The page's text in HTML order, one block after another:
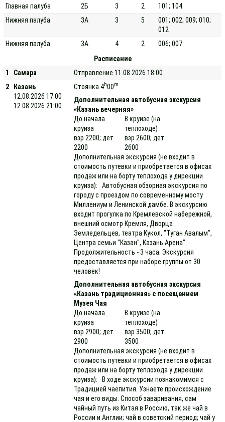
Главная палуба
2Б 3 2
101; 104
Нижняя палуба
3А 3 5
001; 002; 009; 010;
012
Нижняя палуба
3А 4 2
006; 007
Расписание
1
Самара
Отправление 11.08.2026 18:00
2
Казань
12.08.2026 17:00
12.08.2026 21:00
Стоянка 4h00m
Дополнительная автобусная экскурсия
«Казань вечерняя»
До начала
круиза
взр 2200; дет
2200
В круизе (на
теплоходе)
взр 2600; дет
2600
Дополнительная экскурсия (не входит в
стоимость путевки и приобретается в офисах
продаж или на борту теплохода у дирекции
круиза): Автобусная обзорная экскурсия по
городу с проездом по современному мосту
Миллениум и Ленинской дамбе. В экскурсию
входит прогулка по Кремлевской набережной,
внешний осмотр Кремля, Дворца
Земледельцев, театра Кукол, "Туган Авалым",
Центра семьи "Казан", Казань Арена".
Продолжительность - 3 часа. Экскурсия
предоставляется при наборе группы от 30
человек!
Дополнительная автобусная экскурсия
«Казань традиционная» с посещением
Музея Чая
До начала
круиза
взр 2900; дет
2900
В круизе (на
теплоходе)
взр 3500; дет
3500
Дополнительная экскурсия (не входит в
стоимость путевки и приобретается в офисах
продаж или на борту теплохода у дирекции
круиза): В ходе экскурсии познакомимся с
Традицией чаепития. Узнаете происхождение
чая и его виды. Способ заваривания, сам
чайный путь из Китая в Россию, так же чай в
России и Англии; чай в советский период; чай у